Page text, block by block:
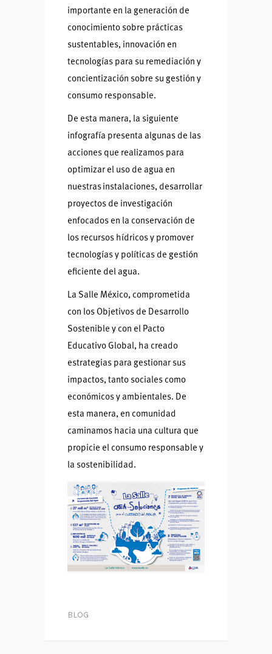
importante en la generación de
conocimiento sobre prácticas
sustentables, innovación en
tecnologías para su remediación y
concientización sobre su gestión y
consumo responsable.
De esta manera, la siguiente
infografía presenta algunas de las
acciones que realizamos para
optimizar el uso de agua en
nuestras instalaciones, desarrollar
proyectos de investigación
enfocados en la conservación de
los recursos hídricos y promover
tecnologías y políticas de gestión
eficiente del agua.
La Salle México, comprometida
con los Objetivos de Desarrollo
Sostenible y con el Pacto
Educativo Global, ha creado
estrategias para gestionar sus
impactos, tanto sociales como
económicos y ambientales. De
esta manera, en comunidad
caminamos hacia una cultura que
propicie el consumo responsable y
la sostenibilidad.
BLOG